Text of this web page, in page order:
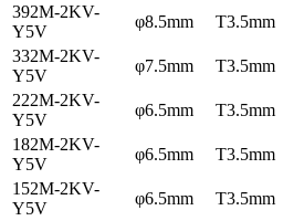
392M-2KV-
Y5V
φ8.5mm T3.5mm
332M-2KV-
Y5V
φ7.5mm T3.5mm
222M-2KV-
Y5V
φ6.5mm T3.5mm
182M-2KV-
Y5V
φ6.5mm T3.5mm
152M-2KV-
Y5V
φ6.5mm T3.5mm